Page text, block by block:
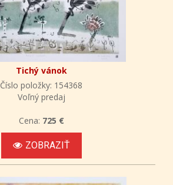
Tichý vánok
Číslo položky: 154368
Voľný predaj
Cena: 725 €
ZOBRAZIŤ